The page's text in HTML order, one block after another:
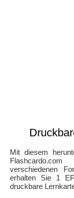
Mit diesem
verschiedenen
erhalten Sie 1
druckbare